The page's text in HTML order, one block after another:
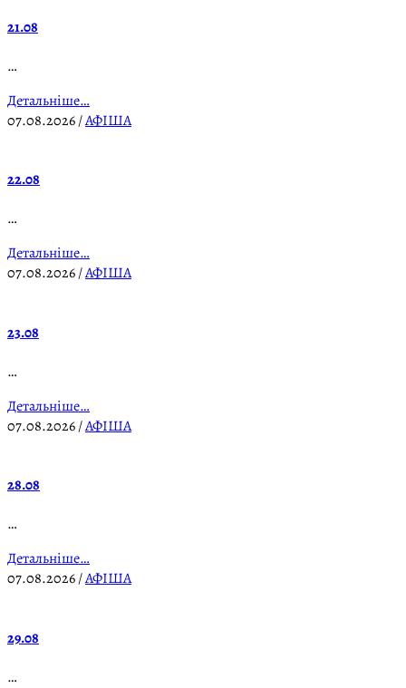
21.08
…
Детальніше…
07.08.2026/АФІША
22.08
…
Детальніше…
07.08.2026/АФІША
23.08
…
Детальніше…
07.08.2026/АФІША
28.08
…
Детальніше…
07.08.2026/АФІША
29.08
…